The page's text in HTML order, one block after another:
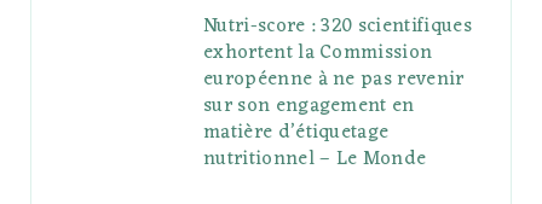
Nutri-score : 320 scientifiques
exhortent la Commission
européenne à ne pas revenir
sur son engagement en
matière d’étiquetage
nutritionnel – Le Monde